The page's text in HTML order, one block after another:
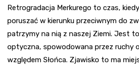
Retrogradacja Merkurego to czas,
poruszać w kierunku przeciwnym do
patrzymy na nią z naszej Ziemi. Jest
optyczna, spowodowana przez ruchy
względem Słońca. Zjawisko to ma